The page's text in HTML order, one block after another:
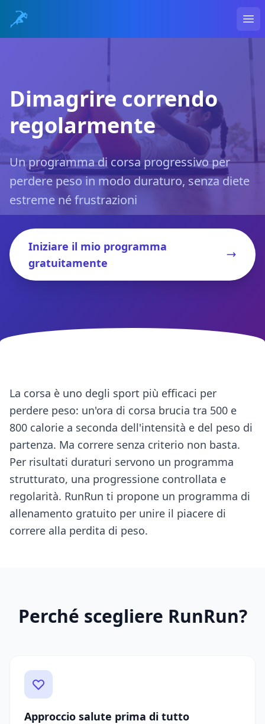
Dimagrire correndo
regolarmente
Un programma di corsa progressivo per
perdere peso in modo duraturo, senza diete
estreme né frustrazioni
Iniziare il mio programma
gratuitamente
La corsa è uno degli sport più efficaci per
perdere peso: un'ora di corsa brucia tra 500 e
800 calorie a seconda dell'intensità e del peso di
partenza. Ma correre senza criterio non basta.
Per risultati duraturi servono un programma
strutturato, una progressione controllata e
regolarità. RunRun ti propone un programma di
allenamento gratuito per unire il piacere di
correre alla perdita di peso.
Perché scegliere RunRun?
Approccio salute prima di tutto